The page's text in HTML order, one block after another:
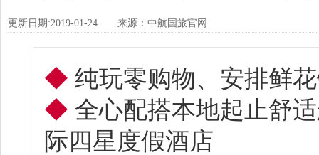
更新日期:2019-01-24 来源：中航国旅官网
◆ 纯玩零购物、安排鲜
◆ 全心配搭本地起止舒
际四星度假酒店